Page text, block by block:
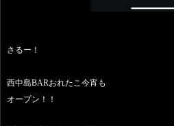
さるー！
西中島BARおれたこ今宵も
オープン！！